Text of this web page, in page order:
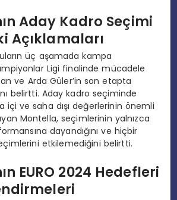
Aday Kadro Seçimi
Açıklamaları
üç aşamada kampa
Ligi finalinde mücadele
ve Arda Güler’in son etapta
belirtti. Aday kadro seçiminde
içi ve saha dışı değerlerinin önemli
Montella, seçimlerinin yalnızca
dayandığını ve hiçbir
etkilemediğini belirtti.
EURO 2024 Hedefleri